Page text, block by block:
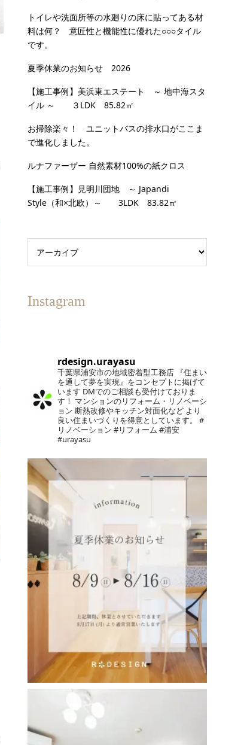
トイレや洗面所等の水廻りの床に貼ってある材
料は何？ 意匠性と機能性に優れた○○○タイル
です。
夏季休業のお知らせ 2026
【施工事例】美浜東エステート ～ 地中海スタ
イル ～ ３LDK 85.82㎡
お掃除楽々！ ユニットバスの排水口がここま
で進化しました。
ルナファーザー 自然素材100%の紙クロス
【施工事例】見明川団地 ～ Japandi
Style（和×北欧）～ 3LDK 83.82㎡
Instagram
rdesign.urayasu
千葉県浦安市の地域密着型工務店 『住まい
を通して夢を実現』をコンセプトに掲げて
います DMでのご相談も受付けておりま
す！ マンションのリフォーム・リノベーシ
ョン 断熱改修やキッチン対面化など より
良い住まいづくりを得意としています。
#
リノベーション #リフォーム #浦安
#urayasu